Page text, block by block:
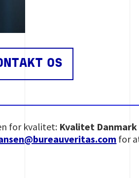
OS
for kvalitet: Kvalitet
for